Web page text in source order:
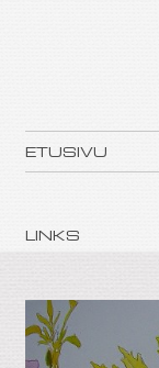
ETUSIVU
LINKS